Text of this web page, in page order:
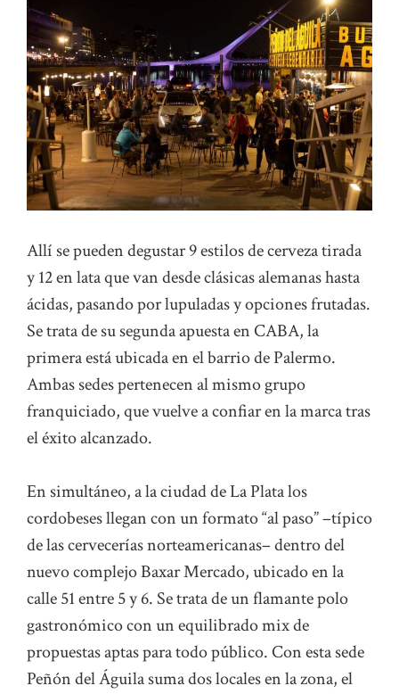
Allí se pueden degustar 9 estilos de cerveza tirada
y 12 en lata que van desde clásicas alemanas hasta
ácidas, pasando por lupuladas y opciones frutadas.
Se trata de su segunda apuesta en CABA, la
primera está ubicada en el barrio de Palermo.
Ambas sedes pertenecen al mismo grupo
franquiciado, que vuelve a confiar en la marca tras
el éxito alcanzado.
En simultáneo, a la ciudad de La Plata los
cordobeses llegan con un formato “al paso” –típico
de las cervecerías norteamericanas– dentro del
nuevo complejo Baxar Mercado, ubicado en la
calle 51 entre 5 y 6. Se trata de un flamante polo
gastronómico con un equilibrado mix de
propuestas aptas para todo público. Con esta sede
Peñón del Águila suma dos locales en la zona, el